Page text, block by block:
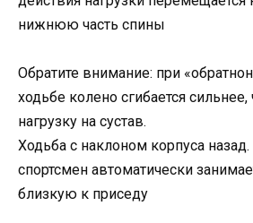
нижнюю часть спины
Обратите внимание: при
ходьбе колено сгибается
нагрузку на сустав.
Ходьба с наклоном корпуса
спортсмен автоматически
близкую к приседу